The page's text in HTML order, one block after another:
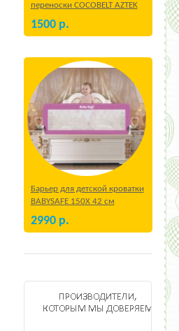
переноски COCOBELT AZTEK
1500 р.
Барьер для детской кроватки
BABYSAFE 150Х 42 см
Бежевый
2990 р.